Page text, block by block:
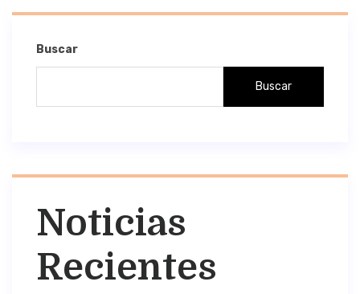
Entradas
Buscar
Buscar
Noticias
Recientes